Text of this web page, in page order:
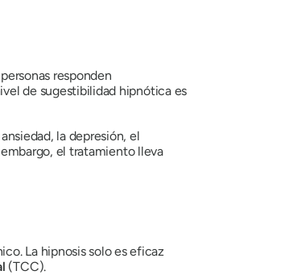
responden
de sugestibilidad hipnótica es
la depresión, el
el tratamiento lleva
La hipnosis solo es eficaz
(TCC).